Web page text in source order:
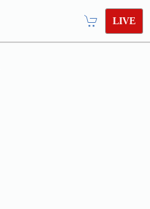
LIVE